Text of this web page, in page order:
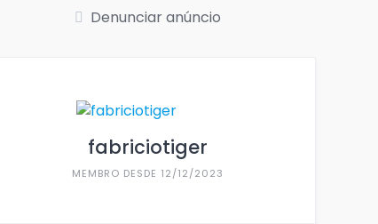
Denunciar anúncio
fabriciotiger
MEMBRO DESDE 12/12/2023